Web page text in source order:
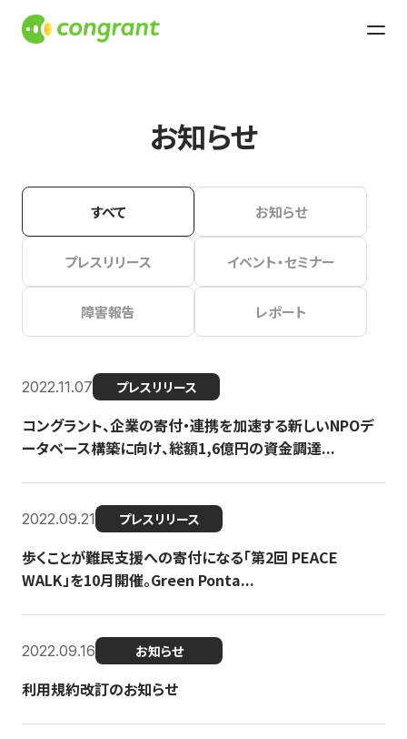
お知らせ
すべて お知らせ
プレスリリース イベント・セミナー
障害報告 レポート
2022.11.07 プレスリリース
コングラント、企業の寄付・連携を加速する新しいNPOデ
ータベース構築に向け、総額1,6億円の資金調達...
2022.09.21 プレスリリース
歩くことが難民支援への寄付になる「第2回 PEACE
WALK」を10月開催。Green Ponta...
2022.09.16 お知らせ
利用規約改訂のお知らせ